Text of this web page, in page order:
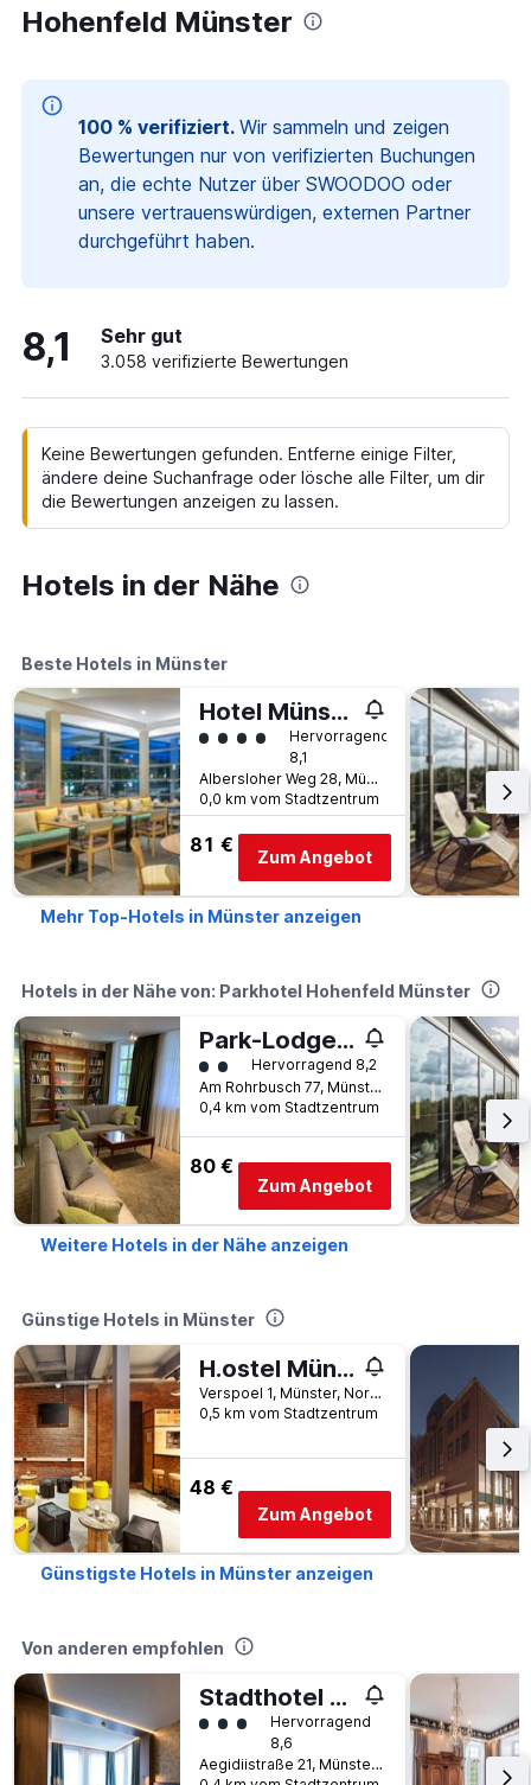
Hohenfeld Münster
100 % verifiziert. Wir sammeln und zeigen
Bewertungen nur von verifizierten Buchungen
an, die echte Nutzer über SWOODOO oder
unsere vertrauenswürdigen, externen Partner
durchgeführt haben.
8,1 Sehr gut
3.058 verifizierte Bewertungen
Keine Bewertungen gefunden. Entferne einige Filter,
ändere deine Suchanfrage oder lösche alle Filter, um dir
die Bewertungen anzeigen zu lassen.
Hotels in der Nähe
Beste Hotels in Münster
Hotel Münster Kongresscenter, Affiliated by Meliá
Bewertungskategorie 4
Hervorragend
8,1
Albersloher Weg 28, Münster, Nordrhein-Westfalen, Deutschland
0,0 km vom Stadtzentrum
81 €
Zum Angebot
Mehr Top-Hotels in Münster anzeigen
Hotels in der Nähe von: Parkhotel Hohenfeld Münster
Park-Lodge Am Rohrbusch
Bewertungskategorie 2
Hervorragend 8,2
Am Rohrbusch 77, Münster, Nordrhein-Westfalen, Deutschland
0,4 km vom Stadtzentrum
80 €
Zum Angebot
Weitere Hotels in der Nähe anzeigen
Günstige Hotels in Münster
H.ostel Münster
Verspoel 1, Münster, Nordrhein-Westfalen, Deutschland
0,5 km vom Stadtzentrum
48 €
Zum Angebot
Günstigste Hotels in Münster anzeigen
Von anderen empfohlen
Stadthotel Münster
Bewertungskategorie 3
Hervorragend
8,6
Aegidiistraße 21, Münster, Nordrhein-Westfalen, Deutschland